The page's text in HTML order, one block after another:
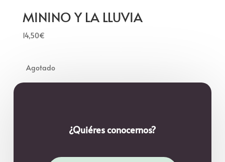
MININO Y LA LLUVIA
14,50€
¿Quiéres conocernos?